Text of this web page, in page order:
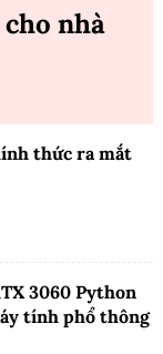
nhà
thức ra mắt
3060 Python
tính phổ thông